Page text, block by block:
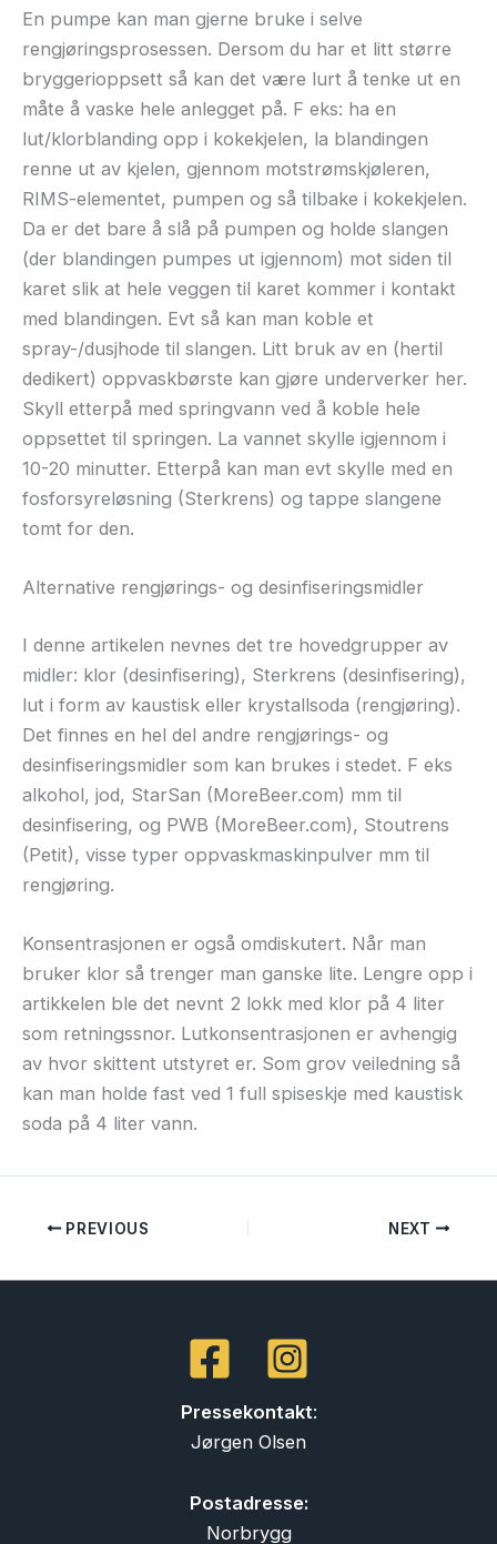
En pumpe kan man gjerne bruke i selve
rengjøringsprosessen. Dersom du har et litt større
bryggerioppsett så kan det være lurt å tenke ut en
måte å vaske hele anlegget på. F eks: ha en
lut/klorblanding opp i kokekjelen, la blandingen
renne ut av kjelen, gjennom motstrømskjøleren,
RIMS-elementet, pumpen og så tilbake i kokekjelen.
Da er det bare å slå på pumpen og holde slangen
(der blandingen pumpes ut igjennom) mot siden til
karet slik at hele veggen til karet kommer i kontakt
med blandingen. Evt så kan man koble et
spray-/dusjhode til slangen. Litt bruk av en (hertil
dedikert) oppvaskbørste kan gjøre underverker her.
Skyll etterpå med springvann ved å koble hele
oppsettet til springen. La vannet skylle igjennom i
10-20 minutter. Etterpå kan man evt skylle med en
fosforsyreløsning (Sterkrens) og tappe slangene
tomt for den.
Alternative rengjørings- og desinfiseringsmidler
I denne artikelen nevnes det tre hovedgrupper av
midler: klor (desinfisering), Sterkrens (desinfisering),
lut i form av kaustisk eller krystallsoda (rengjøring).
Det finnes en hel del andre rengjørings- og
desinfiseringsmidler som kan brukes i stedet. F eks
alkohol, jod, StarSan (MoreBeer.com) mm til
desinfisering, og PWB (MoreBeer.com), Stoutrens
(Petit), visse typer oppvaskmaskinpulver mm til
rengjøring.
Konsentrasjonen er også omdiskutert. Når man
bruker klor så trenger man ganske lite. Lengre opp i
artikkelen ble det nevnt 2 lokk med klor på 4 liter
som retningssnor. Lutkonsentrasjonen er avhengig
av hvor skittent utstyret er. Som grov veiledning så
kan man holde fast ved 1 full spiseskje med kaustisk
soda på 4 liter vann.
PREVIOUS NEXT
Pressekontakt:
Jørgen Olsen
Postadresse:
Norbrygg